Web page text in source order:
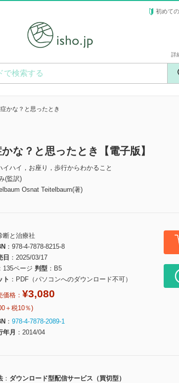
初めて
詳
かな？と思ったとき
かな？と思ったとき【電子版】
イハイ，お座り，歩行からわかること
(監訳)
Osnat Teitelbaum(著)
断と治療社
978-4-7878-8215-8
日
2025/03/17
135ページ 判型
B5
ト
PDF（パソコンへのダウンロード不可）
価格： ¥3,080
＋税10％)
978-4-7878-2089-1
年月
2014/04
ダウンロード型配信サービス（買切型）